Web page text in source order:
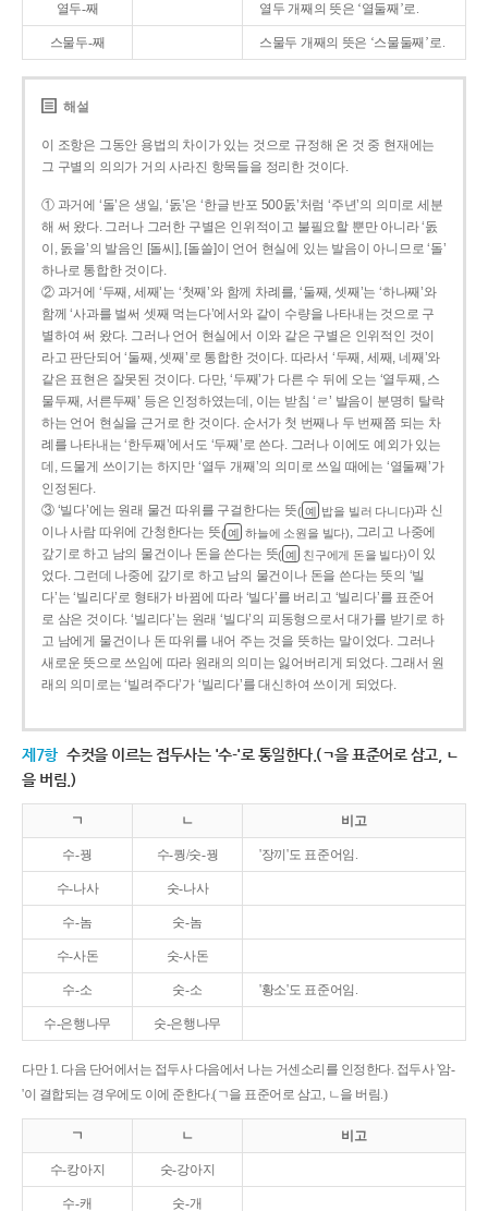
열두-째 열두 개째의 뜻은 ‘열둘째’로.
스물두-째 스물두 개째의 뜻은 ‘스물둘째’로.
해설
이 조항은 그동안 용법의 차이가 있는 것으로 규정해 온 것 중 현재에는
그 구별의 의의가 거의 사라진 항목들을 정리한 것이다.
① 과거에 ‘돌’은 생일, ‘돐’은 ‘한글 반포 500돐’처럼 ‘주년’의 의미로 세분
해 써 왔다. 그러나 그러한 구별은 인위적이고 불필요할 뿐만 아니라 ‘돐
이, 돐을’의 발음인 [돌씨], [돌쓸]이 언어 현실에 있는 발음이 아니므로 ‘돌’
하나로 통합한 것이다.
② 과거에 ‘두째, 세째’는 ‘첫째’와 함께 차례를, ‘둘째, 셋째’는 ‘하나째’와
함께 ‘사과를 벌써 셋째 먹는다’에서와 같이 수량을 나타내는 것으로 구
별하여 써 왔다. 그러나 언어 현실에서 이와 같은 구별은 인위적인 것이
라고 판단되어 ‘둘째, 셋째’로 통합한 것이다. 따라서 ‘두째, 세째, 네째’와
같은 표현은 잘못된 것이다. 다만, ‘두째’가 다른 수 뒤에 오는 ‘열두째, 스
물두째, 서른두째’ 등은 인정하였는데, 이는 받침 ‘ㄹ’ 발음이 분명히 탈락
하는 언어 현실을 근거로 한 것이다. 순서가 첫 번째나 두 번째쯤 되는 차
례를 나타내는 ‘한두째’에서도 ‘두째’로 쓴다. 그러나 이에도 예외가 있는
데, 드물게 쓰이기는 하지만 ‘열두 개째’의 의미로 쓰일 때에는 ‘열둘째’가
인정된다.
③ ‘빌다’에는 원래 물건 따위를 구걸한다는 뜻( 예 밥을 빌러 다니다)과 신
이나 사람 따위에 간청한다는 뜻( 예 하늘에 소원을 빌다), 그리고 나중에
갚기로 하고 남의 물건이나 돈을 쓴다는 뜻( 예 친구에게 돈을 빌다)이 있
었다. 그런데 나중에 갚기로 하고 남의 물건이나 돈을 쓴다는 뜻의 ‘빌
다’는 ‘빌리다’로 형태가 바뀜에 따라 ‘빌다’를 버리고 ‘빌리다’를 표준어
로 삼은 것이다. ‘빌리다’는 원래 ‘빌다’의 피동형으로서 대가를 받기로 하
고 남에게 물건이나 돈 따위를 내어 주는 것을 뜻하는 말이었다. 그러나
새로운 뜻으로 쓰임에 따라 원래의 의미는 잃어버리게 되었다. 그래서 원
래의 의미로는 ‘빌려주다’가 ‘빌리다’를 대신하여 쓰이게 되었다.
제7항 수컷을 이르는 접두사는 '수-'로 통일한다.(ㄱ을 표준어로 삼고, ㄴ
을 버림.)
ㄱ ㄴ 비고
수-꿩 수-퀑/숫-꿩 '장끼'도 표준어임.
수-나사 숫-나사
수-놈 숫-놈
수-사돈 숫-사돈
수-소 숫-소 '황소'도 표준어임.
수-은행나무 숫-은행나무
다만 1. 다음 단어에서는 접두사 다음에서 나는 거센소리를 인정한다. 접두사 '암-
'이 결합되는 경우에도 이에 준한다.(ㄱ을 표준어로 삼고, ㄴ을 버림.)
ㄱ ㄴ 비고
수-캉아지 숫-강아지
수-캐 숫-개